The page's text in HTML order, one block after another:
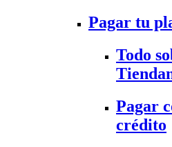
Pagar tu
Todo
Pagar
crédito